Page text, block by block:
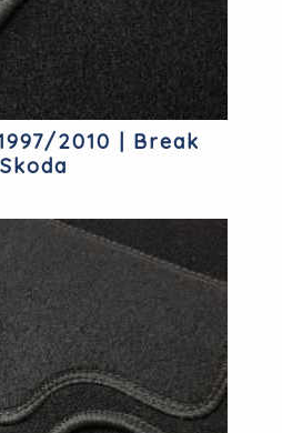
2010 | Break
Skoda